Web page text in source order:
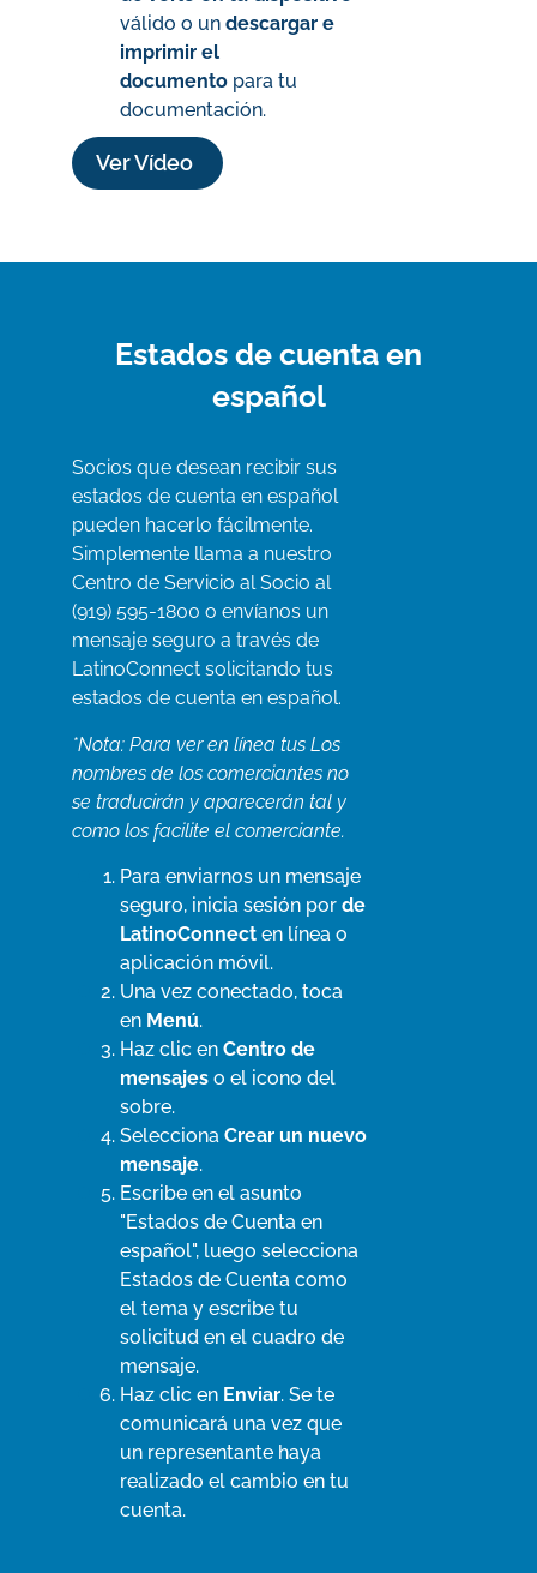
válido o un descargar e
imprimir el
documento para tu
documentación.
Ver Vídeo
Estados de cuenta en
español
Socios que desean recibir sus
estados de cuenta en español
pueden hacerlo fácilmente.
Simplemente llama a nuestro
Centro de Servicio al Socio al
(919) 595-1800 o envíanos un
mensaje seguro a través de
LatinoConnect solicitando tus
estados de cuenta en español.
*Nota: Para ver en línea tus Los
nombres de los comerciantes no
se traducirán y aparecerán tal y
como los facilite el comerciante.
Para enviarnos un mensaje
seguro, inicia sesión por de
LatinoConnect en línea o
aplicación móvil.
Una vez conectado, toca
en Menú.
Haz clic en Centro de
mensajes o el icono del
sobre.
Selecciona Crear un nuevo
mensaje.
Escribe en el asunto
"Estados de Cuenta en
español", luego selecciona
Estados de Cuenta como
el tema y escribe tu
solicitud en el cuadro de
mensaje.
Haz clic en Enviar. Se te
comunicará una vez que
un representante haya
realizado el cambio en tu
cuenta.